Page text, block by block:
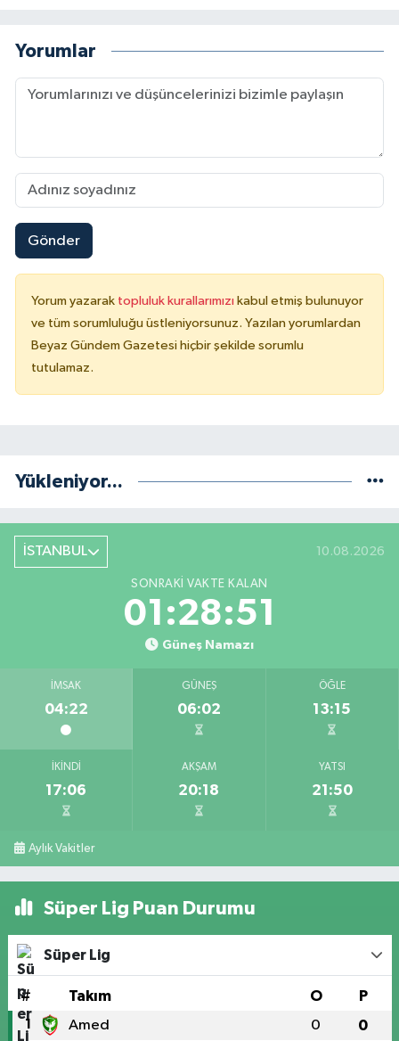
Yorumlar
Gönder
Yorum yazarak topluluk kurallarımızı kabul etmiş bulunuyor
ve tüm sorumluluğu üstleniyorsunuz. Yazılan yorumlardan
Beyaz Gündem Gazetesi hiçbir şekilde sorumlu
tutulamaz.
Yükleniyor...
İSTANBUL 10.08.2026
SONRAKI VAKTE KALAN
01:28:51
Güneş Namazı
İMSAK
04:22
GÜNEŞ
06:02
ÖĞLE
13:15
İKINDI
17:06
AKŞAM
20:18
YATSI
21:50
Aylık Vakitler
Süper Lig Puan Durumu
Süper Lig
# Takım O P
1 Amed 0 0